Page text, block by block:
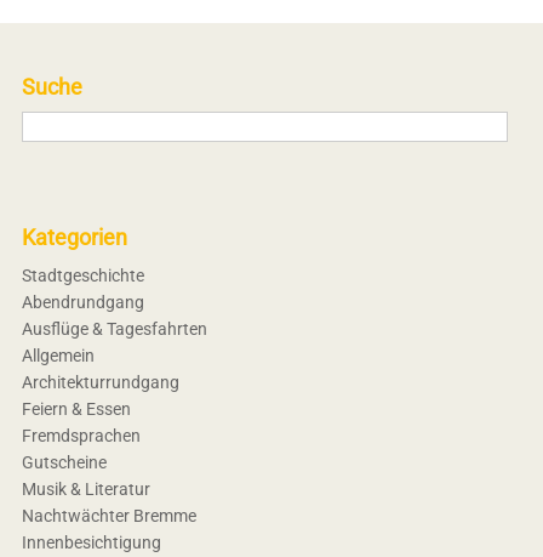
Suche
Kategorien
Stadtgeschichte
Abendrundgang
Ausflüge & Tagesfahrten
Allgemein
Architekturrundgang
Feiern & Essen
Fremdsprachen
Gutscheine
Musik & Literatur
Nachtwächter Bremme
Innenbesichtigung